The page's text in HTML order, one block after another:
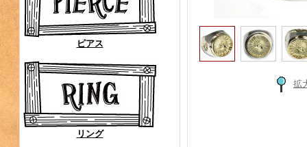
ピアス
リング
拡